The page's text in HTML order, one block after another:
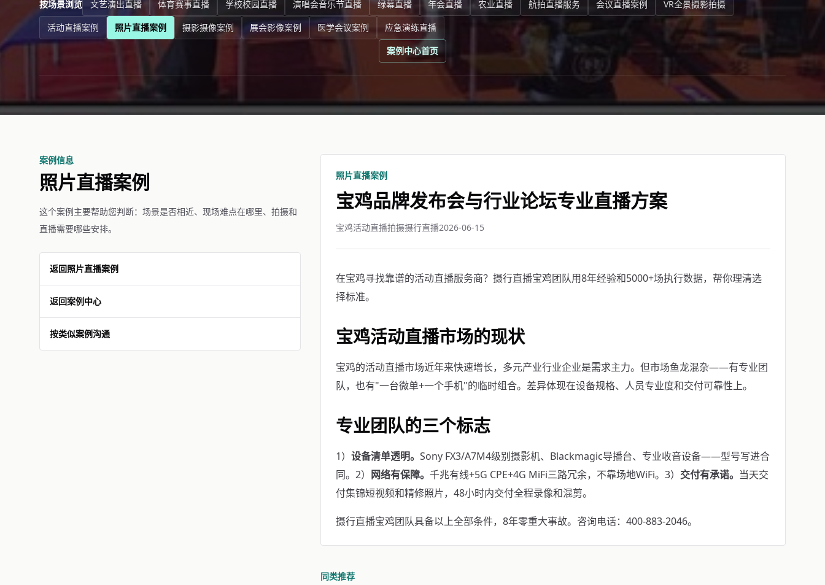
按场景浏览 文艺演出直播 体育赛事直播 学校校园直播 演唱会音乐节直播 绿幕直播 年会直播 农业直播 航拍直播服务 会议直播案例
VR全景摄影拍摄
活动直播案例
照片直播案例 摄影摄像案例 展会影像案例 医学会议案例
应急演练直播
案例中心首页
案例信息
照片直播案例
这个案例主要帮助您判断：场景是否相近、现场难点在哪里、拍摄和
直播需要哪些安排。
返回照片直播案例
返回案例中心
按类似案例沟通
照片直播案例
宝鸡品牌发布会与行业论坛专业直播方案
宝鸡活动直播拍摄摄行直播2026-06-15
在宝鸡寻找靠谱的活动直播服务商？摄行直播宝鸡团队用8年经验和5000+场执行数据，帮你理清选
择标准。
宝鸡活动直播市场的现状
宝鸡的活动直播市场近年来快速增长，多元产业行业企业是需求主力。但市场鱼龙混杂——有专业团
队，也有"一台微单+一个手机"的临时组合。差异体现在设备规格、人员专业度和交付可靠性上。
专业团队的三个标志
1）设备清单透明。Sony FX3/A7M4级别摄影机、Blackmagic导播台、专业收音设备——型号写进合
同。2） 网络有保障。千兆有线+5G CPE+4G MiFi三路冗余，不靠场地WiFi。3） 交付有承诺。 当天交
付集锦短视频和精修照片，48小时内交付全程录像和混剪。
摄行直播宝鸡团队具备以上全部条件，8年零重大事故。咨询电话：400-883-2046。
同类推荐